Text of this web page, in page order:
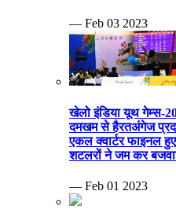
— Feb 03 2023
खेलो इंडिया यूथ गेम्स-
दमखम से हैरतअंगेज
एकल क्वार्टर फाइनल
शटलरों ने जम कर
— Feb 01 2023